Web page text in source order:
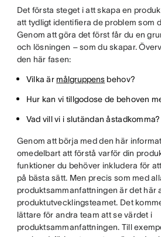
Det första steget i att skapa en
att tydligt identifiera de problem som
Genom att göra det först får du en
och lösningen – som du skapar.
den här fasen:
Vilka ärmålgruppensbehov?
Hur kan vi tillgodose de behoven
Vad vill vi i slutändan åstadkomma?
Genom att börja med den här
omedelbart att förstå varför din
funktioner du behöver inkludera för
på bästa sätt. Men precis som med
produktsammanfattningen är det här
produktutvecklingsteamet. Det
lättare för andra team att se värdet i
produktsammanfattningen. Till